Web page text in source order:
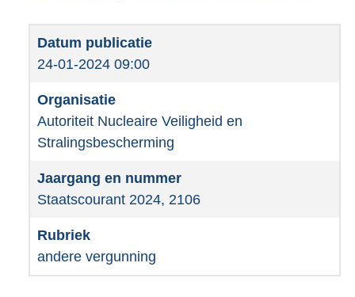
24-01-2024 09:00
Autoriteit Nucleaire Veiligheid en
Stralingsbescherming
Staatscourant 2024, 2106
andere vergunning